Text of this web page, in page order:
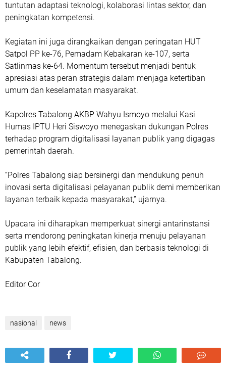
tuntutan adaptasi teknologi, kolaborasi lintas sektor, dan
peningkatan kompetensi.
Kegiatan ini juga dirangkaikan dengan peringatan HUT
Satpol PP ke-76, Pemadam Kebakaran ke-107, serta
Satlinmas ke-64. Momentum tersebut menjadi bentuk
apresiasi atas peran strategis dalam menjaga ketertiban
umum dan keselamatan masyarakat.
Kapolres Tabalong AKBP Wahyu Ismoyo melalui Kasi
Humas IPTU Heri Siswoyo menegaskan dukungan Polres
terhadap program digitalisasi layanan publik yang digagas
pemerintah daerah.
“Polres Tabalong siap bersinergi dan mendukung penuh
inovasi serta digitalisasi pelayanan publik demi memberikan
layanan terbaik kepada masyarakat,” ujarnya.
Upacara ini diharapkan memperkuat sinergi antarinstansi
serta mendorong peningkatan kinerja menuju pelayanan
publik yang lebih efektif, efisien, dan berbasis teknologi di
Kabupaten Tabalong.
Editor Cor
nasional news